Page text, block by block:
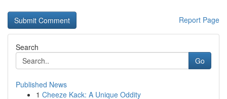
Report Page
Search
Go
Published News
1 Cheeze Kack: A Unique Oddity